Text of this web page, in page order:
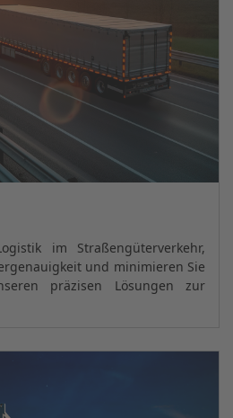
im Straßengüterverkehr,
und minimieren Sie
präzisen Lösungen zur